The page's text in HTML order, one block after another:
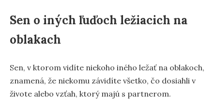
Sen o iných ľuďoch ležiacich na
oblakach
Sen, v ktorom vidíte niekoho iného ležať na oblakoch,
znamená, že niekomu závidíte všetko, čo dosiahli v
živote alebo vzťah, ktorý majú s partnerom.